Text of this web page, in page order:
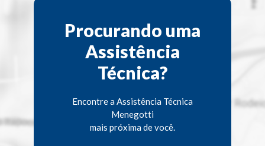
Procurando uma
Assistência
Técnica?
Encontre a Assistência Técnica
Menegotti
mais próxima de você.